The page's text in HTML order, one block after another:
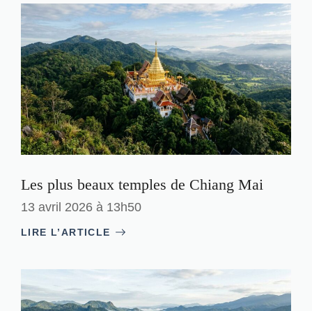
Les plus beaux temples de Chiang Mai
13 avril 2026 à 13h50
LIRE L’ARTICLE